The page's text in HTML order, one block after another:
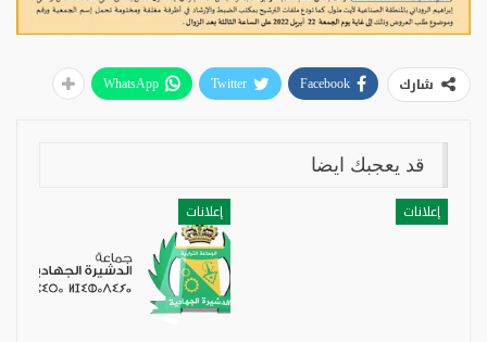
شارك Facebook
Twitter
WhatsApp
قد يعجبك ايضا
إعلانات إعلانات